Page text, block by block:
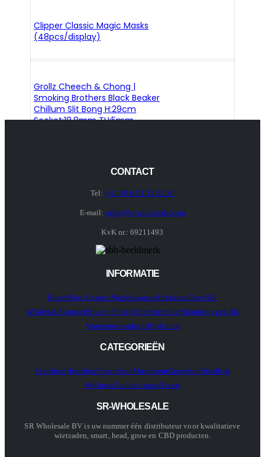
Clipper Classic Magic Masks
(48pcs/display)
Grollz Cheech & Chong |
Smoking Brothers Black Beaker
Chillum Slit Bong H:29cm
Socket:18.8mm TH:5mm
CONTACT
Tel: +31 (0) 6 51 33 52 30
E-mail: order@sr-wholesale.com
KvK nr.: 69211493
INFORMATIE
HomeMijn AccountWinkelwagenAfrekenenOver SR-
WholesaleContactPrivacy PolicyOrderformulierShopInloggen Als
VertegenwoordigerBijsluiters
CATEGORIEËN
SeedshopHeadshopSmartshopMushroomGrowshopHealth &
WellnessAanbiedingenNieuw
SR-WHOLESALE
SR Wholesale BV is uw nummer één distributeur voor kwalitatieve
wietzaden, smart, head, grow en CBD producten.